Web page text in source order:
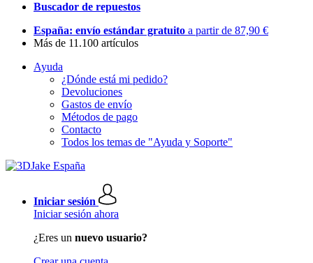
Buscador de repuestos
España: envío estándar gratuito a partir de 87,90 €
Más de 11.100 artículos
Ayuda
¿Dónde está mi pedido?
Devoluciones
Gastos de envío
Métodos de pago
Contacto
Todos los temas de "Ayuda y Soporte"
Iniciar sesión
Iniciar sesión ahora
¿Eres un nuevo usuario?